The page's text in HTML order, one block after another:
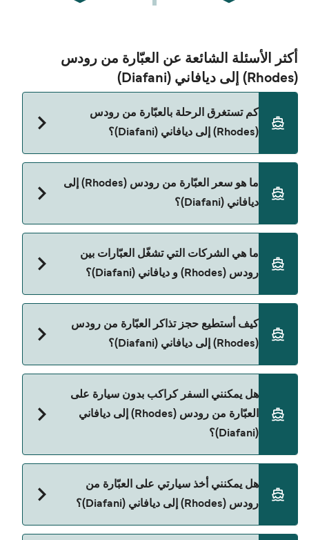
أكثر الأسئلة الشائعة عن العبّارة من رودس
(Rhodes) إلى ديافاني (Diafani)
كم تستغرق الرحلة بالعبّارة من رودس
(Rhodes) إلى ديافاني (Diafani)؟
(Diafani) تقريباً 3 ساعات 35 دقائق. مدة الإبحار ممكن
تختلف حسب الموسم والشركة، لذلك ننصحك بمراجعة
الأوقات المباشرة باستخدام Direct Ferries Deal
ما هو سعر العبّارة من رودس (Rhodes) إلى
ديافاني (Diafani)؟
يختلف حسب الموسم. متوسط سعر الرحلة هو 307٫68
ما هي الشركات التي تشغّل العبّارات بين
رودس (Rhodes) و ديافاني (Diafani)؟
رودس (Rhodes) إلى ديافاني (Diafani).
كيف أستطيع حجز تذاكر العبّارة من رودس
(Rhodes) إلى ديافاني (Diafani)؟
صفحة العروض لمعرفة أحدث التخفيضات.
هل يمكنني السفر كراكب بدون سيارة على
العبّارة من رودس (Rhodes) إلى ديافاني
(Diafani)؟
نعم، يمكنك السفر كراكب بدون سيارة من رودس
(Rhodes) إلى ديافاني (Diafani) مع:
هل يمكنني أخذ سيارتي على العبّارة من
رودس (Rhodes) إلى ديافاني (Diafani)؟